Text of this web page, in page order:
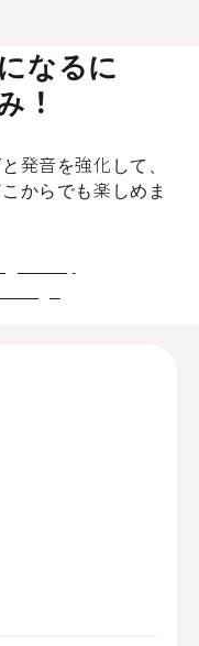
なるに
！
発音を強化して、
からでも楽しめま